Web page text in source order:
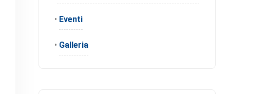
• Eventi
• Galleria